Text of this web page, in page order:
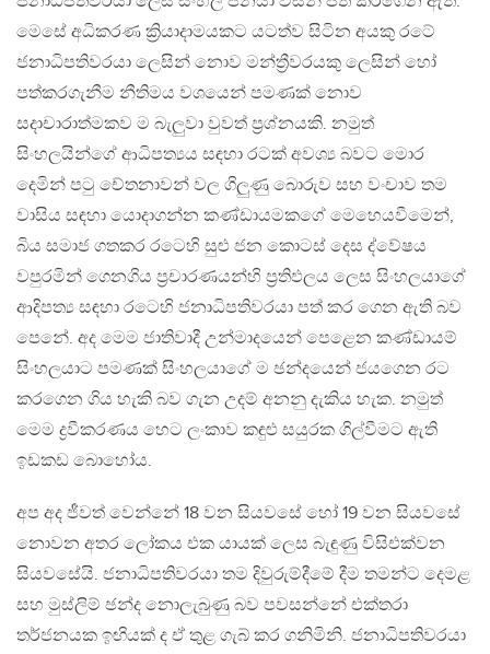
මෙසේ අධිකරණ ක්‍රියාදාමයකට යටත්ව සිටින අයකු රටේ
ජනාධිපතිවරයා ලෙසින් නොව මන්ත්‍රීවරයකු ලෙසින් හෝ
පත්කරගැනීම නීතිමය වශයෙන් පමණක් නොව
සදාචාරාත්මකව ම බැලුවා වුවත් ප්‍රශ්නයකි. නමුත්
සිංහලයින්ගේ ආධිපත්‍යය සඳහා රටක් අවශ්‍ය බවට මොර
දෙමින් පටු චේතනාවන් වල ගිලුණු බොරුව සහ වංචාව තම
වාසිය සඳහා යොදාගන්න කණ්ඩායමකගේ මෙහෙයවීමෙන්,
බිය සමාජ ගතකර රටෙහි සුළු ජන කොටස් දෙස ද්වේෂය
වපුරමින් ගෙනගිය ප්‍රචාරණයන්හි ප්‍රතිඵලය ලෙස සිංහලයාගේ
ආදිපත්‍ය සඳහා රටෙහි ජනාධිපතිවරයා පත් කර ගෙන ඇති බව
පෙනේ. අද මෙම ජාතිවාදී උන්මාදයෙන් පෙළෙන කණ්ඩායම්
සිංහලයාට පමණක් සිංහලයාගේ ම ඡන්දයෙන් ජයගෙන රට
කරගෙන ගිය හැකි බව ගැන උදම් අනනු දැකිය හැක. නමුත්
මෙම ද්‍රවීකරණය හෙට ලංකාව කඳුළු සයුරක ගිල්වීමට ඇති
ඉඩකඩ බොහෝය.
අප අද ජීවත් වෙන්නේ 18 වන සියවසේ හෝ 19 වන සියවසේ
නොවන අතර ලෝකය එක යායක් ලෙස බැඳුණු විසිඑක්වන
සියවසේයි. ජනාධිපතිවරයා තම දිවුරුම්දීමේ දීම තමන්ට දෙමළ
සහ මුස්ලිම් ඡන්ද නොලැබුණු බව පවසන්නේ එක්තරා
තර්ජනයක ඉඟියක් ද ඒ තුළ ගැබ් කර ගනිමිනි. ජනාධිපතිවරයා